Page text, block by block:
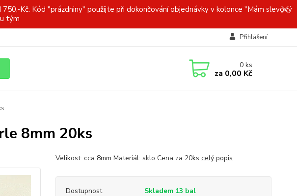
Kč. Kód "prázdniny" použijte při dokončování objednávky v kolonce "Mám slevový
tým
Přihlášení
0ks
za 0,00 Kč
8mm 20ks
Velikost: cca 8mm Materiál: sklo Cena za 20ks celý popis
Dostupnost Skladem 13 bal